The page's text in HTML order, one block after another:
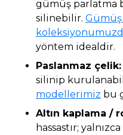
gümüş parlatma
silinebilir.
yöntem idealdir.
Paslanmaz çelik:
silinip
modellerimiz bu
Altın kaplama /
hassastır;